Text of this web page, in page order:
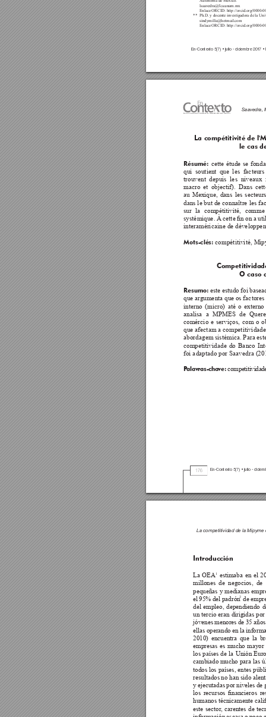
En-Contexto 5(7) • julio - diciembre 2017 •
lsaavedra@fca.unam.mx
Enlace ORCID: http://orcid.org/0000-
**  Ph.D. y docente investigadora de la
sindymilla@hotmail.com
Enlace ORCID: http://orcid.org/0000-
Saavedra,
176 En-Contexto 5(7) • julio -
La compétitivité de
le cas
Résumé: cette étude se
qui  soutient que  les  facteurs
trouvent depuis les
macro et objectif). Dans
au Mexique, dans les
dans le but de connaître les
sur la compétitivité,
systémique. À cette n on a
interaméricaine de
Mots-clés: compétitivité,
O caso
Resumo: este estudo foi
que argumenta que os factores
interno (micro) até o
analisa a MPMES de
comércio e serviços, com o
que afectam a
abordagem sistémica. Para
competitividade do Banco
foi adaptado por Saavedra
Palavras-chave:
La competitividad de la Mipyme
Introducción
La OEA 1
estimaba en el
millones de negocios,
pequeñas y medianas
el 95% del padrón2 de
del empleo, dependiendo
un tercio eran dirigidas
jóvenes menores de 35
ellas operando en la
2010) encuentra que la
empresas es mucho
los países de la Unión
cambiado mucho para las
todos los países, entes
resultados no han sido
y ejecutadas por niveles de
los recursos nancieros
humanos técnicamente
este sector, carentes de